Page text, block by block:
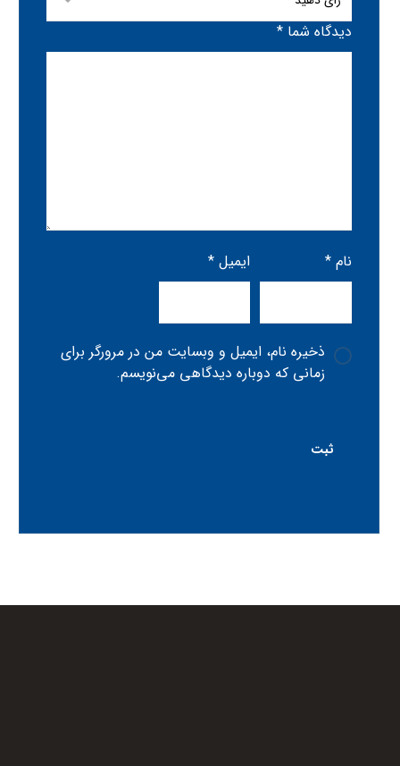
دیدگاه شما*
نام* ایمیل*
ذخیره نام، ایمیل و وبسایت من در مرورگر برای
زمانی که دوباره دیدگاهی می‌نویسم.